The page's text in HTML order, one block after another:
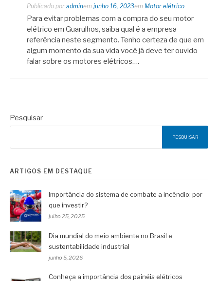
Publicado por adminem junho 16, 2023em Motor elétrico
Para evitar problemas com a compra do seu motor
elétrico em Guarulhos, saiba qual é a empresa
referência neste segmento. Tenho certeza de que em
algum momento da sua vida você já deve ter ouvido
falar sobre os motores elétricos….
Pesquisar
PESQUISAR
ARTIGOS EM DESTAQUE
Importância do sistema de combate a incêndio: por
que investir?
julho 25, 2025
Dia mundial do meio ambiente no Brasil e
sustentabilidade industrial
junho 5, 2026
Conheça a importância dos painéis elétricos